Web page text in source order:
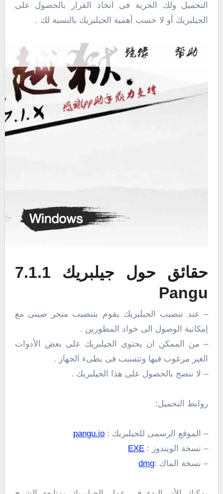
التحميل ولك الحرية فى اتخاذ القرار بالحصول على
الجيلبريك أو لا حسب أهمية الجيلبريك بالنسبة لك .
حقائق حول جيلبريك 7.1.1
Pangu
– عند تنصيب الجيلبريك يقوم بتنصيب متجر صينى مع
إمكانية الوصول الى خواد المطورين .
– من الممكن ان يحتوى الجيلبريك على بعض الأدوات
الغير مرغوب فيها وتتسبب فى بطىء الجهاز .
– لا ننصح بالحصول على هذا الجيلبريك .
روابط التحميل:
– الموقع الرسمى للجيلبريك : pangu.io
– نسخة الويندوز : EXE
– نسخة الماك :dmg